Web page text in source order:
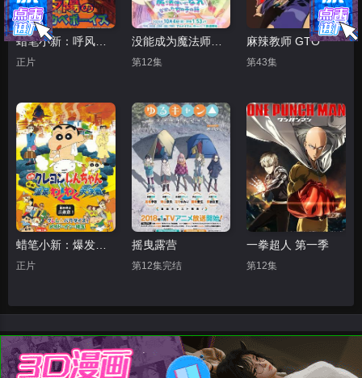
蜡笔小新：呼风唤雨！夕阳下的春日部男孩
正片
没能成为魔法师的女孩子的故事
第12集
麻辣教师 GTO
第43集
正片
摇曳露营
第12集完结
一拳超人 第一季
第12集